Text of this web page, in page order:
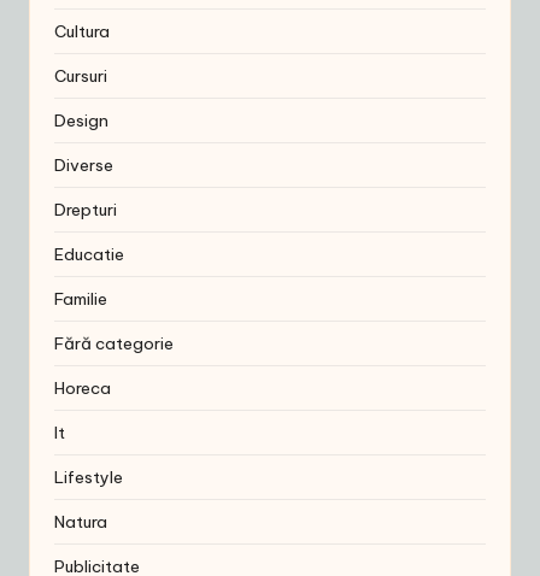
Cultura
Cursuri
Design
Diverse
Drepturi
Educatie
Familie
Fără categorie
Horeca
It
Lifestyle
Natura
Publicitate